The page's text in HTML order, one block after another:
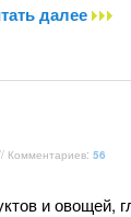
далее
Комментариев: 56
и овощей,